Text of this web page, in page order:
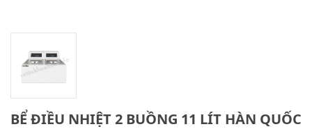
BỂ ĐIỀU NHIỆT 2 BUỒNG 11 LÍT HÀN QUỐC